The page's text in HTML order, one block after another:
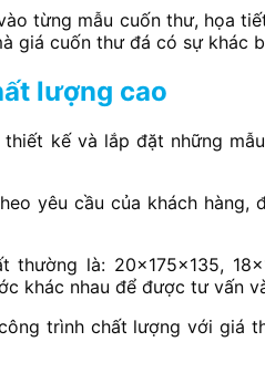
từng mẫu cuốn thư, họa
giá cuốn thư đá có sự khác
lượng cao
kế và lắp đặt những
yêu cầu của khách
là: 20x175x135,
khác nhau để được tư vấn
trình chất lượng với giá